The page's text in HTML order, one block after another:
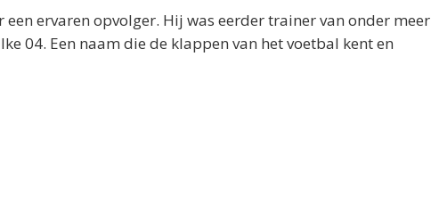
een ervaren opvolger. Hij was eerder trainer van onder meer
04. Een naam die de klappen van het voetbal kent en